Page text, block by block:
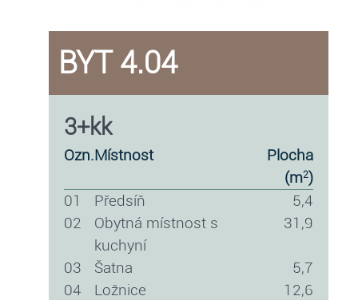
BYT 4.04
3+kk
ozn. místnost
plocha
(m2)
01
předsíň
5,4
02
obytná místnost s
kuchyní
31,9
03 šatna
5,7
04
ložnice
12,6